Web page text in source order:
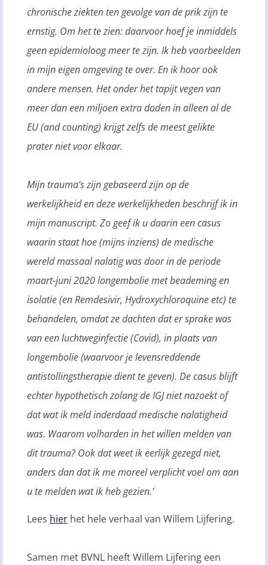
chronische ziekten ten gevolge van de prik zijn te
ernstig. Om het te zien: daarvoor hoef je inmiddels
geen epidemioloog meer te zijn. Ik heb voorbeelden
in mijn eigen omgeving te over. En ik hoor ook
andere mensen. Het onder het tapijt vegen van
meer dan een miljoen extra doden in alleen al de
EU (and counting) krijgt zelfs de meest gelikte
prater niet voor elkaar.
Mijn trauma’s zijn gebaseerd zijn op de
werkelijkheid en deze werkelijkheden beschrijf ik in
mijn manuscript. Zo geef ik u daarin een casus
waarin staat hoe (mijns inziens) de medische
wereld massaal nalatig was door in de periode
maart-juni 2020 longembolie met beademing en
isolatie (en Remdesivir, Hydroxychloroquine etc) te
behandelen, omdat ze dachten dat er sprake was
van een luchtweginfectie (Covid), in plaats van
longembolie (waarvoor je levensreddende
antistollingstherapie dient te geven). De casus blijft
echter hypothetisch zolang de IGJ niet nazoekt of
dat wat ik meld inderdaad medische nalatigheid
was. Waarom volharden in het willen melden van
dit trauma? Ook dat weet ik eerlijk gezegd niet,
anders dan dat ik me moreel verplicht voel om aan
u te melden wat ik heb gezien.’
Lees hier het hele verhaal van Willem Lijfering.
Samen met BVNL heeft Willem Lijfering een